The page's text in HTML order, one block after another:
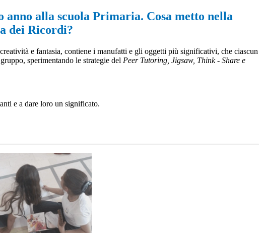
anno alla scuola Primaria. Cosa metto nella
dei Ricordi?
e fantasia, contiene i manufatti e gli oggetti più significativi, che ciascun
sperimentando le strategie del Peer Tutoring, Jigsaw, Think - Share e
e a dare loro un significato.